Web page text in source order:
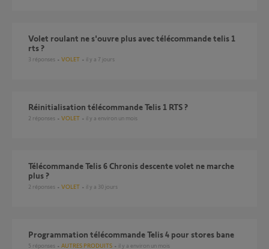
Volet roulant ne s'ouvre plus avec télécommande telis 1
rts ?
3 réponses VOLET il y a 7 jours
réinitialisation télécommande Telis 1 RTS ?
2 réponses VOLET il y a environ un mois
Télécommande Telis 6 Chronis descente volet ne marche
plus ?
2 réponses VOLET il y a 30 jours
Programmation télécommande Telis 4 pour stores bane
5 réponses AUTRES PRODUITS il y a environ un mois